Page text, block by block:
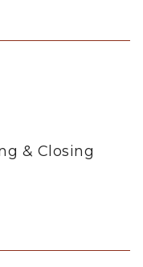
& Closing